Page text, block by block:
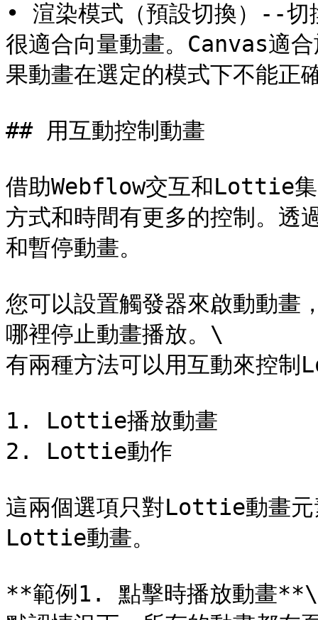
• 渲染模式（預設切換）--切
很適合向量動畫。Canvas適
果動畫在選定的模式下不能正
## 用互動控制動畫
借助Webflow交互和Lottie集
方式和時間有更多的控制。透
和暫停動畫。
您可以設置觸發器來啟動動畫
哪裡停止動畫播放。\
有兩種方法可以用互動來控
1. Lottie播放動畫
2. Lottie動作
這兩個選項只對Lottie動畫元
Lottie動畫。
**範例1. 點擊時播放動畫**\